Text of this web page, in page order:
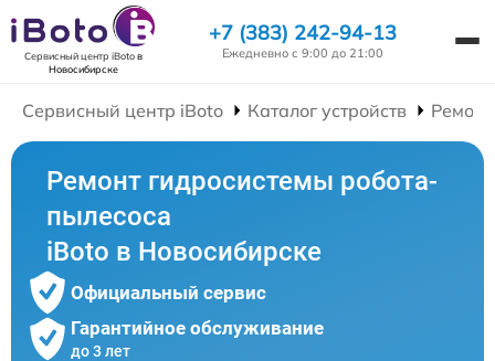
Сервисный центр iBotoв
Новосибирске
+7 (383) 242-94-13
Ежедневно с 9:00 до 21:00
Сервисный центр iBoto Каталог устройств
Ремонт гидросистемы робота-
пылесоса
iBoto в Новосибирске
Официальный сервис
Гарантийное обслуживание
до 3 лет